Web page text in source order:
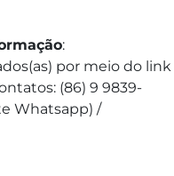
:
por meio do link
(86) 9 9839-
Whatsapp) /